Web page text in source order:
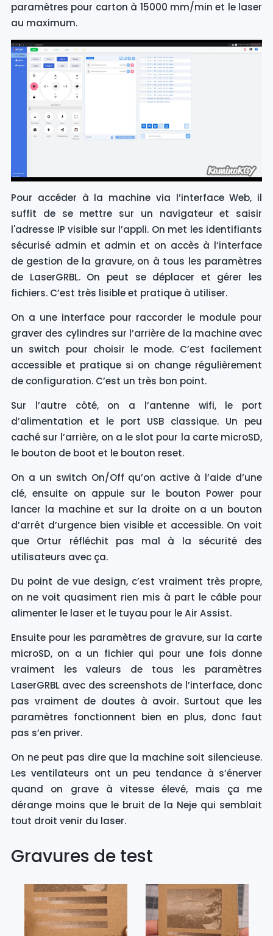
paramètres pour carton à 15000 mm/min et le laser
au maximum.
Pour accéder à la machine via l’interface Web, il
suffit de se mettre sur un navigateur et saisir
l'adresse IP visible sur l’appli. On met les identifiants
sécurisé admin et admin et on accès à l’interface
de gestion de la gravure, on à tous les paramètres
de LaserGRBL. On peut se déplacer et gérer les
fichiers. C’est très lisible et pratique à utiliser.
On a une interface pour raccorder le module pour
graver des cylindres sur l’arrière de la machine avec
un switch pour choisir le mode. C’est facilement
accessible et pratique si on change régulièrement
de configuration. C’est un très bon point.
Sur l’autre côté, on a l’antenne wifi, le port
d’alimentation et le port USB classique. Un peu
caché sur l’arrière, on a le slot pour la carte microSD,
le bouton de boot et le bouton reset.
On a un switch On/Off qu’on active à l’aide d’une
clé, ensuite on appuie sur le bouton Power pour
lancer la machine et sur la droite on a un bouton
d’arrêt d’urgence bien visible et accessible. On voit
que Ortur réfléchit pas mal à la sécurité des
utilisateurs avec ça.
Du point de vue design, c’est vraiment très propre,
on ne voit quasiment rien mis à part le câble pour
alimenter le laser et le tuyau pour le Air Assist.
Ensuite pour les paramètres de gravure, sur la carte
microSD, on a un fichier qui pour une fois donne
vraiment les valeurs de tous les paramètres
LaserGRBL avec des screenshots de l’interface, donc
pas vraiment de doutes à avoir. Surtout que les
paramètres fonctionnent bien en plus, donc faut
pas s’en priver.
On ne peut pas dire que la machine soit silencieuse.
Les ventilateurs ont un peu tendance à s’énerver
quand on grave à vitesse élevé, mais ça me
dérange moins que le bruit de la Neje qui semblait
tout droit venir du laser.
Gravures de test